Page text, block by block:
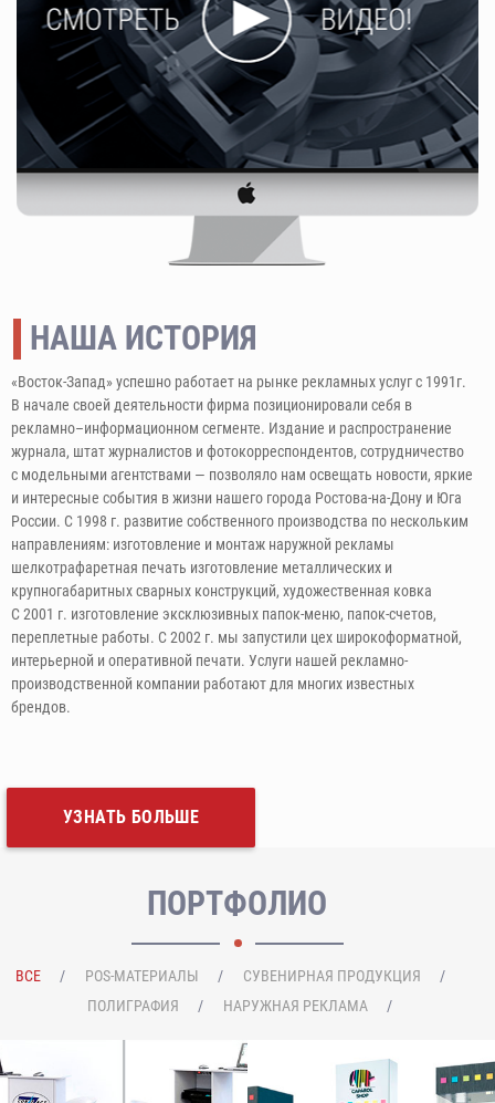
НАША ИСТОРИЯ
«Восток-Запад» успешно работает на рынке рекламных услуг с 1991г.
В начале своей деятельности фирма позиционировали себя в
рекламно–информационном сегменте. Издание и распространение
журнала, штат журналистов и фотокорреспондентов, сотрудничество
с модельными агентствами — позволяло нам освещать новости, яркие
и интересные события в жизни нашего города Ростова-на-Дону и Юга
России. С 1998 г. развитие собственного производства по нескольким
направлениям: изготовление и монтаж наружной рекламы
шелкотрафаретная печать изготовление металлических и
крупногабаритных сварных конструкций, художественная ковка
С 2001 г. изготовление эксклюзивных папок-меню, папок-счетов,
переплетные работы. С 2002 г. мы запустили цех широкоформатной,
интерьерной и оперативной печати. Услуги нашей рекламно-
производственной компании работают для многих известных
брендов.
УЗНАТЬ БОЛЬШЕ
ПОРТФОЛИО
ВСЕ POS-МАТЕРИАЛЫ
СУВЕНИРНАЯ ПРОДУКЦИЯ
ПОЛИГРАФИЯ
НАРУЖНАЯ РЕКЛАМА